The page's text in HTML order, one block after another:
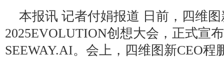
本报讯 记者付娟报道 日前，四维
2025EVOLUTION创想大会，正式宣
SEEWAY.AI。会上，四维图新CEO